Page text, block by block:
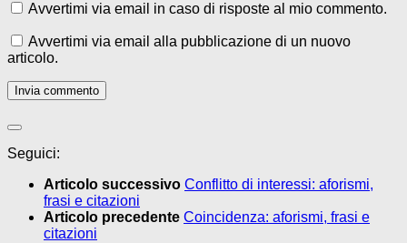
Avvertimi via email in caso di risposte al mio commento.
Avvertimi via email alla pubblicazione di un nuovo
articolo.
Seguici:
Articolo successivo Conflitto di interessi: aforismi,
frasi e citazioni
Articolo precedente Coincidenza: aforismi, frasi e
citazioni